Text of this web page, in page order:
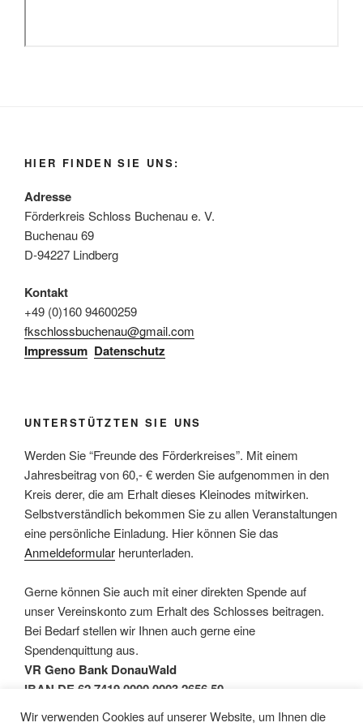
HIER FINDEN SIE UNS:
Adresse
Förderkreis Schloss Buchenau e. V.
Buchenau 69
D-94227 Lindberg
Kontakt
+49 (0)160 94600259
fkschlossbuchenau@gmail.com
Impressum Datenschutz
UNTERSTÜTZTEN SIE UNS
Werden Sie “Freunde des Förderkreises”. Mit einem
Jahresbeitrag von 60,- € werden Sie aufgenommen in den
Kreis derer, die am Erhalt dieses Kleinodes mitwirken.
Selbstverständlich bekommen Sie zu allen Veranstaltungen
eine persönliche Einladung. Hier können Sie das
Anmeldeformular herunterladen.
Gerne können Sie auch mit einer direkten Spende auf
unser Vereinskonto zum Erhalt des Schlosses beitragen.
Bei Bedarf stellen wir Ihnen auch gerne eine
Spendenquittung aus.
VR Geno Bank DonauWald
IBAN DE 62 7419 0000 0003 2656 50
BIC GENODEF1DGV
Wir verwenden Cookies auf unserer Website, um Ihnen die